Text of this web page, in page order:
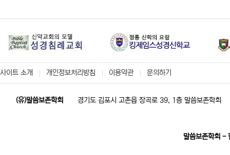
사이트 소개 개인정보처리방침 이용약관 문의하기
(유)말씀보존학회 경기도 김포시 고촌읍 장곡로 39, 1층 말씀보존학회
말씀보존학회 -